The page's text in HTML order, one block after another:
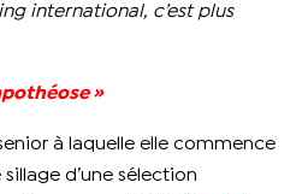
international, c’est plus
»
à laquelle elle commence
d’une sélection